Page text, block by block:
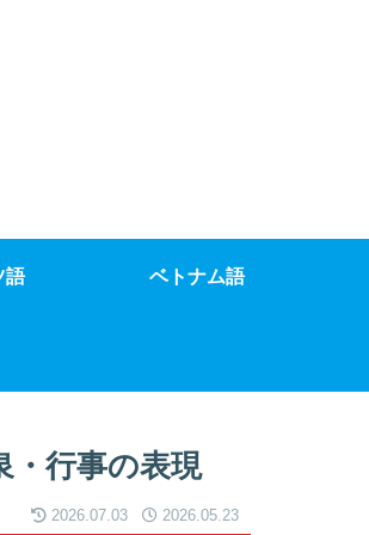
語 ベトナム語
・行事の表現
2026.07.03 2026.05.23